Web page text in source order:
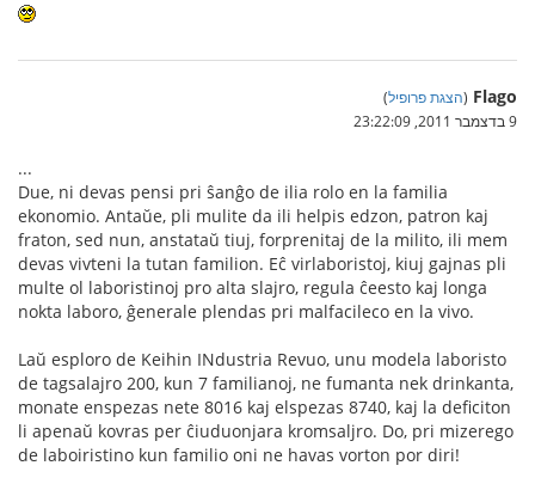
Flago
(הצגת פרופיל)
9 בדצמבר 2011, 23:22:09
...
Due, ni devas pensi pri ŝanĝo de ilia rolo en la familia
ekonomio. Antaŭe, pli mulite da ili helpis edzon, patron kaj
fraton, sed nun, anstataŭ tiuj, forprenitaj de la milito, ili mem
devas vivteni la tutan familion. Eĉ virlaboristoj, kiuj gajnas pli
multe ol laboristinoj pro alta slajro, regula ĉeesto kaj longa
nokta laboro, ĝenerale plendas pri malfacileco en la vivo.
Laŭ esploro de Keihin INdustria Revuo, unu modela laboristo
de tagsalajro 200, kun 7 familianoj, ne fumanta nek drinkanta,
monate enspezas nete 8016 kaj elspezas 8740, kaj la deficiton
li apenaŭ kovras per ĉiuduonjara kromsaljro. Do, pri mizerego
de laboiristino kun familio oni ne havas vorton por diri!